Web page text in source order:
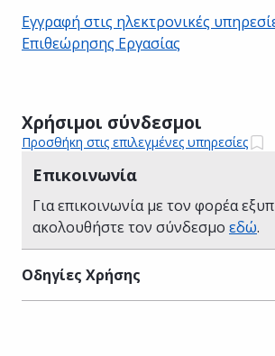
Χρήσιμοι σύνδεσμοι
Προσθήκη στις επιλεγμένες υπηρεσίες
Επικοινωνία
Για επικοινωνία με τον φορέα
ακολουθήστε τον σύνδεσμο εδώ.
Οδηγίες Χρήσης
Εγγραφή στις ηλεκτρονικές
Επιθεώρησης Εργασίας